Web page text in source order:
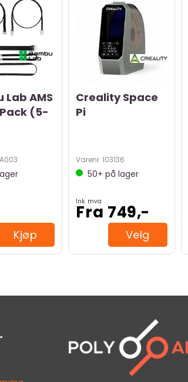
Lab AMS
(5-
Kjøp
Creality Space
Pi
Varenr 103136
50+ på lager
Ink. mva
Fra 749,-
Velg